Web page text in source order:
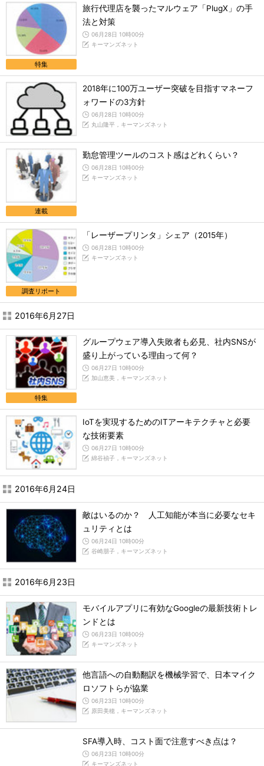
特集
旅行代理店を襲ったマルウェア「PlugX」の手
法と対策
06月28日 10時00分
キーマンズネット
2018年に100万ユーザー突破を目指すマネーフ
ォワードの3方針
06月28日 10時00分
丸山隆平，キーマンズネット
連載
勤怠管理ツールのコスト感はどれくらい？
06月28日 10時00分
キーマンズネット
調査リポート
「レーザープリンタ」シェア（2015年）
06月28日 10時00分
キーマンズネット
2016年6月27日
特集
グループウェア導入失敗者も必見、社内SNSが
盛り上がっている理由って何？
06月27日 10時00分
加山恵美，キーマンズネット
IoTを実現するためのITアーキテクチャと必要
な技術要素
06月27日 10時00分
綿谷禎子，キーマンズネット
2016年6月24日
敵はいるのか？ 人工知能が本当に必要なセキ
ュリティとは
06月24日 10時00分
谷崎朋子，キーマンズネット
2016年6月23日
モバイルアプリに有効なGoogleの最新技術トレ
ンドとは
06月23日 10時00分
キーマンズネット
他言語への自動翻訳を機械学習で、日本マイク
ロソフトらが協業
06月23日 10時00分
原田美穂，キーマンズネット
SFA導入時、コスト面で注意すべき点は？
06月23日 10時00分
キーマンズネット